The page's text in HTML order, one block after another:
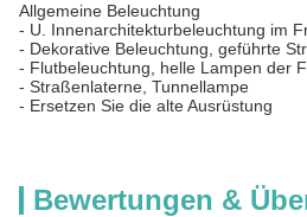
Allgemeine Beleuchtung
- U. Innenarchitekturbeleuchtung
- Dekorative Beleuchtung, geführte
- Flutbeleuchtung, helle Lampen der
- Straßenlaterne, Tunnellampe
- Ersetzen Sie die alte Ausrüstung
Bewertungen &